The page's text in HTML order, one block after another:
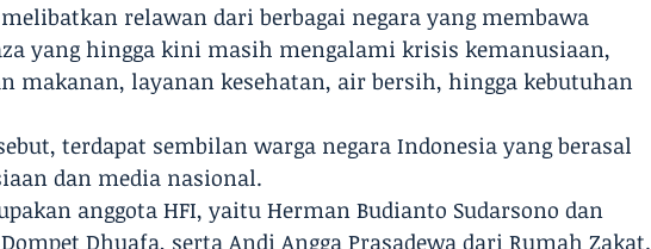
relawan dari berbagai negara yang membawa
yang hingga kini masih mengalami krisis kemanusiaan,
makanan, layanan kesehatan, air bersih, hingga kebutuhan
terdapat sembilan warga negara Indonesia yang berasal
dan media nasional.
anggota HFI, yaitu Herman Budianto Sudarsono dan
Dhuafa, serta Andi Angga Prasadewa dari Rumah Zakat.